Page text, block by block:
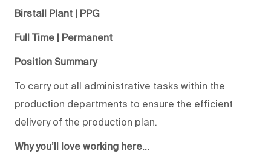
Birstall Plant | PPG
Full Time | Permanent
Position Summary
To carry out all administrative tasks within the
production departments to ensure the efficient
delivery of the production plan.
Why you’ll love working here…